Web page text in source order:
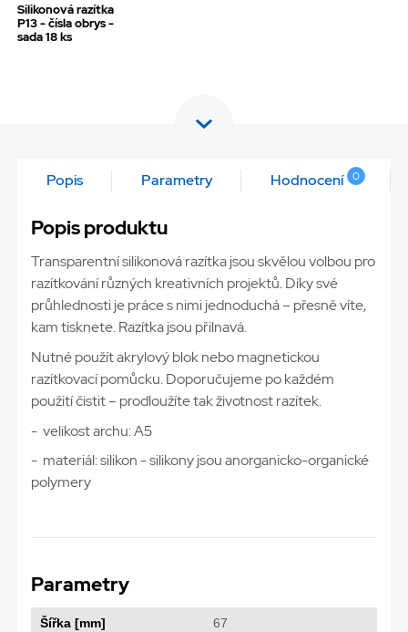
Silikonová razítka
P13 - čísla obrys -
sada 18 ks
Popis Parametry Hodnocení 0
Popis produktu
Transparentní silikonová razítka jsou skvělou volbou pro
razítkování různých kreativních projektů. Díky své
průhlednosti je práce s nimi jednoduchá – přesně víte,
kam tisknete. Razítka jsou přilnavá.
Nutné použít akrylový blok nebo magnetickou
razítkovací pomůcku. Doporučujeme po každém
použití čistit – prodloužíte tak životnost razítek.
- velikost archu: A5
- materiál: silikon - silikony jsou anorganicko-organické
polymery
Parametry
Šířka [mm] 67